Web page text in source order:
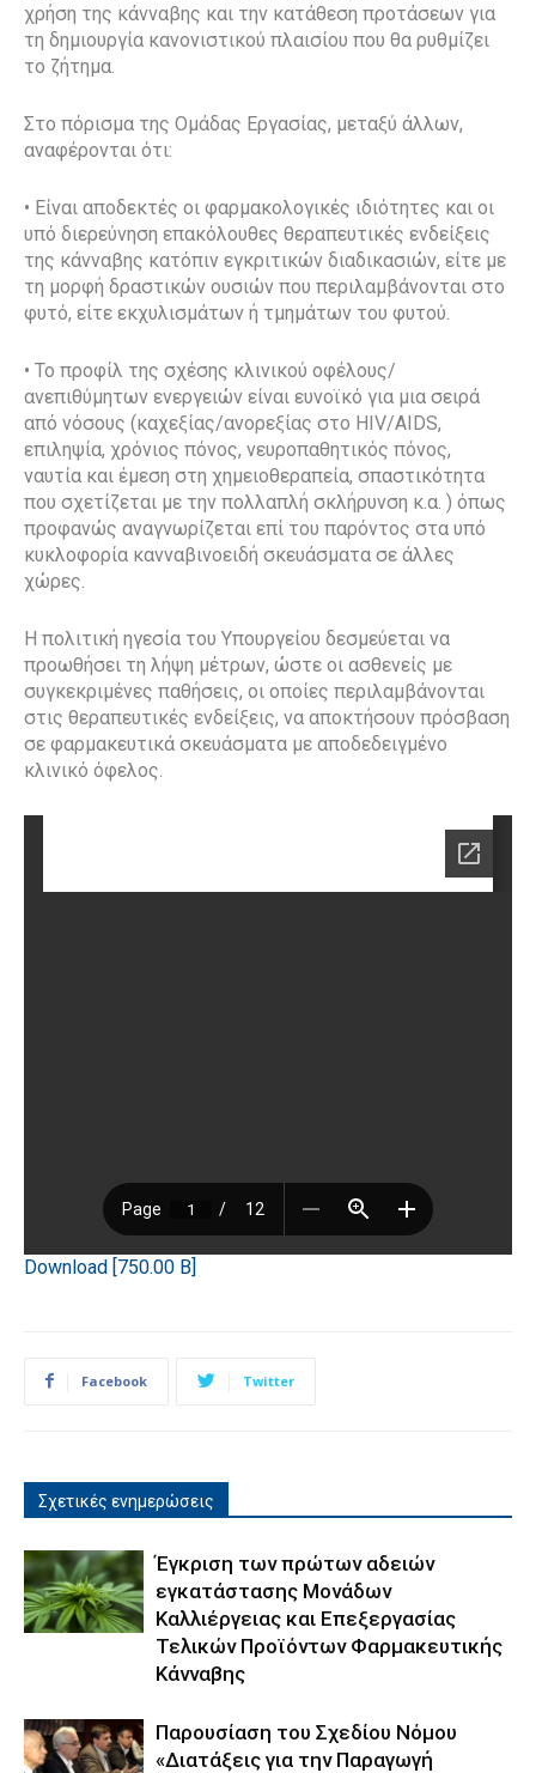
χρήση της κάνναβης και την κατάθεση προτάσεων για
τη δημιουργία κανονιστικού πλαισίου που θα ρυθμίζει
το ζήτημα.
Στο πόρισμα της Ομάδας Εργασίας, μεταξύ άλλων,
αναφέρονται ότι:
• Είναι αποδεκτές οι φαρμακολογικές ιδιότητες και οι
υπό διερεύνηση επακόλουθες θεραπευτικές ενδείξεις
της κάνναβης κατόπιν εγκριτικών διαδικασιών, είτε με
τη μορφή δραστικών ουσιών που περιλαμβάνονται στο
φυτό, είτε εκχυλισμάτων ή τμημάτων του φυτού.
• Το προφίλ της σχέσης κλινικού οφέλους/
ανεπιθύμητων ενεργειών είναι ευνοϊκό για μια σειρά
από νόσους (καχεξίας/ανορεξίας στο HIV/AIDS,
επιληψία, χρόνιος πόνος, νευροπαθητικός πόνος,
ναυτία και έμεση στη χημειοθεραπεία, σπαστικότητα
που σχετίζεται με την πολλαπλή σκλήρυνση κ.α. ) όπως
προφανώς αναγνωρίζεται επί του παρόντος στα υπό
κυκλοφορία κανναβινοειδή σκευάσματα σε άλλες
χώρες.
Η πολιτική ηγεσία του Υπουργείου δεσμεύεται να
προωθήσει τη λήψη μέτρων, ώστε οι ασθενείς με
συγκεκριμένες παθήσεις, οι οποίες περιλαμβάνονται
στις θεραπευτικές ενδείξεις, να αποκτήσουν πρόσβαση
σε φαρμακευτικά σκευάσματα με αποδεδειγμένο
κλινικό όφελος.
Download [750.00 B]
Facebook Twitter
Σχετικές ενημερώσεις
Έγκριση των πρώτων αδειών
εγκατάστασης Μονάδων
Καλλιέργειας και Επεξεργασίας
Τελικών Προϊόντων Φαρμακευτικής
Κάνναβης
Παρουσίαση του Σχεδίου Νόμου
«Διατάξεις για την Παραγωγή